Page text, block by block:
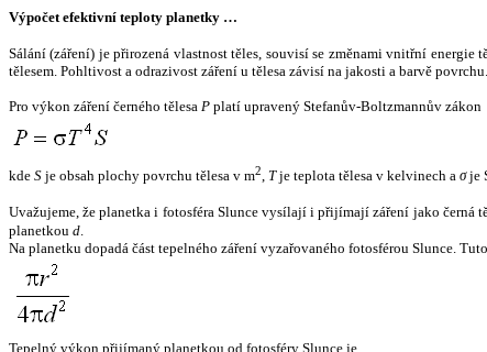
Výpočet efektivní teploty planetky …
Sálání (záření) je přirozená vlastnost těles, souvisí se změnami vnitřní
tělesem. Pohltivost a odrazivost záření u tělesa závisí na jakosti a barvě
Pro výkon záření černého tělesa P platí upravený Stefanův-Boltzmannův zákon
kde S je obsah plochy povrchu tělesa v m2, Tje teplota tělesa v kelvinech a σje
Uvažujeme, že planetka i fotosféra Slunce vysílají i přijímají záření jako černá
planetkou d.
Na planetku dopadá část tepelného záření vyzařovaného fotosférou Slunce.
Tepelný výkon přijímaný planetkou od fotosféry Slunce je